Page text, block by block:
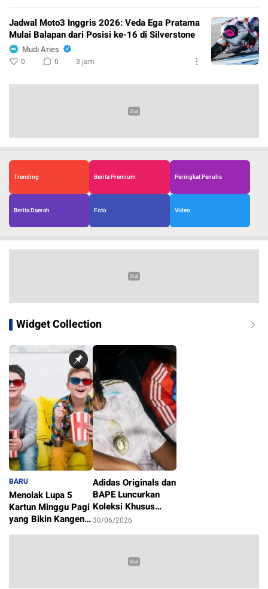
Jadwal Moto3 Inggris 2026: Veda Ega Pratama
Mulai Balapan dari Posisi ke-16 di Silverstone
Mudi Aries
0 0 3 jam
Trending Berita Premium Peringkat Penulis
Berita Daerah Foto Video
Widget Collection
BARU
Menolak Lupa 5
Kartun Minggu Pagi
yang Bikin Kangen
1/07/2026
Adidas Originals dan
BAPE Luncurkan
Koleksi Khusus
Sambut Piala Dunia
30/06/2026